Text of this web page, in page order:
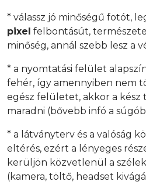
* válassz jó minőségű fotót,
pixel felbontásút,
minőség, annál szebb lesz a
* a nyomtatási felület
fehér, így amennyiben nem
egész felületet, akkor a kész
maradni (bővebb infó a
* a látványterv és a valóság
eltérés, ezért a lényeges
kerüljön közvetlenül a
(kamera, töltő, headset